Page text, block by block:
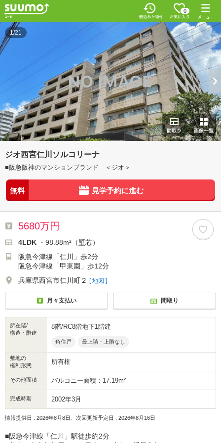
0
1/21
ジオ西宮仁川ソルコリーナ
■阪急阪神のマンションブランド ＜ジオ＞
無料 見学予約に進む
5680万円
4LDK
・98.88m²（壁芯）
阪急今津線「仁川」歩2分
阪急今津線「甲東園」歩12分
兵庫県西宮市仁川町２ [ 地図 ]
月々支払い 間取り
所在階/
構造・階建
8階/RC8階地下1階建
角住戸 最上階・上階なし
敷地の
権利形態
所有権
その他面積 バルコニー面積：17.19m²
完成時期 2002年3月
情報提供日 : 2026年8月8日、次回更新予定日 : 2026年8月16日
■阪急今津線「仁川」駅徒歩約2分